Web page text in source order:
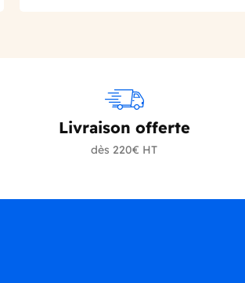
Livraison offerte
dès 220€ HT